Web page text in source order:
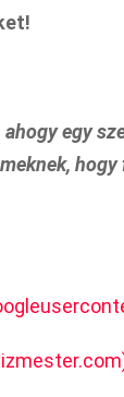
egy